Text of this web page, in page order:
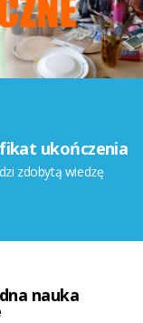
ukończenia
zdobytą wiedzę
nauka